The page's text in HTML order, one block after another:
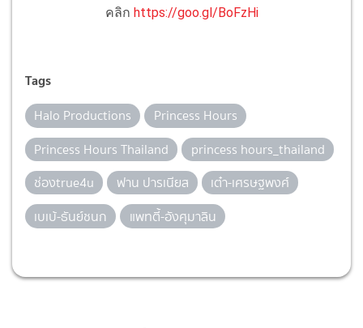
คลิก https://goo.gl/BoFzHi
Tags
Halo Productions
Princess Hours
Princess Hours Thailand
princess hours_thailand
ช่องtrue4u
ฟาน ปารเนียส
เต๋า-เศรษฐพงศ์
เบเบ้-ธันย์ชนก
แพทตี้-อังศุมาลิน